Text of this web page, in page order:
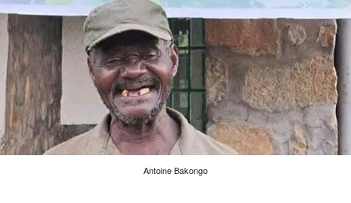
Antoine Bakongo